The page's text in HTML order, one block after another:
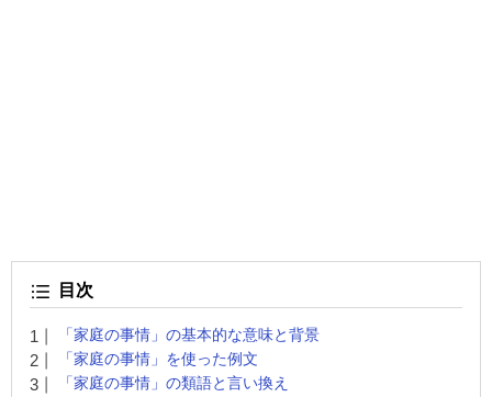
目次
「家庭の事情」の基本的な意味と背景
「家庭の事情」を使った例文
「家庭の事情」の類語と言い換え